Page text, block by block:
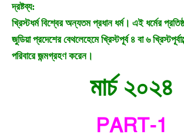
দ্রষ্টব্য:
খ্রিস্টধর্ম বিশ্বের অন্যতম প্রধান ধর্ম। এই ধর্মের
জুডিয়া প্রদেশের বেথলেহেমে খ্রিস্টপূর্ব ৪ বা ৬
পরিবারে জন্মগ্রহণ করেন।
মার্চ ২০২৪
PART-1